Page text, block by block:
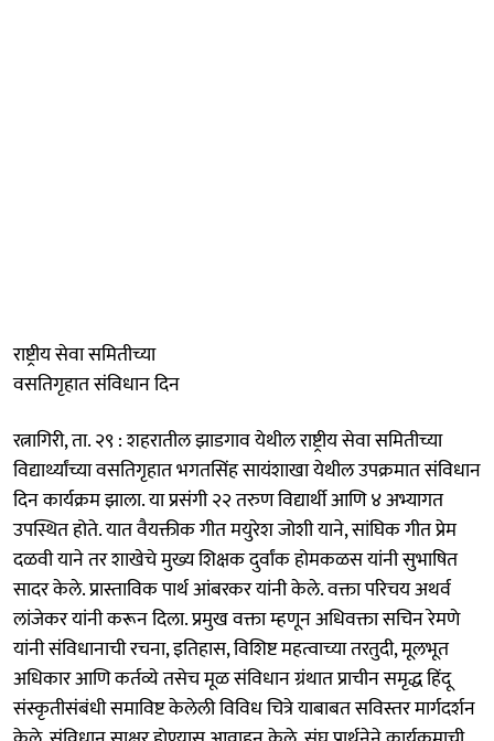
राष्ट्रीय सेवा समितीच्या
वसतिगृहात संविधान दिन
रत्नागिरी, ता. २९ : शहरातील झाडगाव येथील राष्ट्रीय सेवा समितीच्या
विद्यार्थ्यांच्या वसतिगृहात भगतसिंह सायंशाखा येथील उपक्रमात संविधान
दिन कार्यक्रम झाला. या प्रसंगी २२ तरुण विद्यार्थी आणि ४ अभ्यागत
उपस्थित होते. यात वैयक्तीक गीत मयुरेश जोशी याने, सांघिक गीत प्रेम
दळवी याने तर शाखेचे मुख्य शिक्षक दुर्वांक होमकळस यांनी सुभाषित
सादर केले. प्रास्ताविक पार्थ आंबरकर यांनी केले. वक्ता परिचय अथर्व
लांजेकर यांनी करून दिला. प्रमुख वक्ता म्हणून अधिवक्ता सचिन रेमणे
यांनी संविधानाची रचना, इतिहास, विशिष्ट महत्वाच्या तरतुदी, मूलभूत
अधिकार आणि कर्तव्ये तसेच मूळ संविधान ग्रंथात प्राचीन समृद्ध हिंदू
संस्कृतीसंबंधी समाविष्ट केलेली विविध चित्रे याबाबत सविस्तर मार्गदर्शन